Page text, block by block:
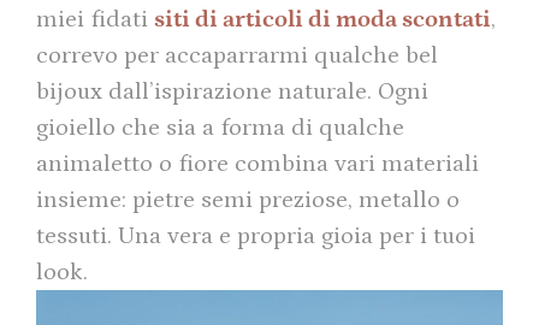
miei fidati siti di articoli di moda scontati,
correvo per accaparrarmi qualche bel
bijoux dall’ispirazione naturale. Ogni
gioiello che sia a forma di qualche
animaletto o fiore combina vari materiali
insieme: pietre semi preziose, metallo o
tessuti. Una vera e propria gioia per i tuoi
look.